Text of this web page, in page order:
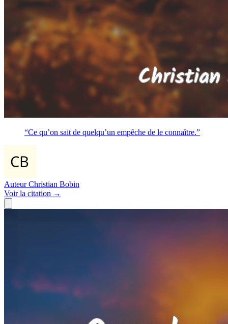
“Ce qu’on sait de quelqu’un empêche de le connaître.”
Auteur Christian Bobin
Voirla citation →